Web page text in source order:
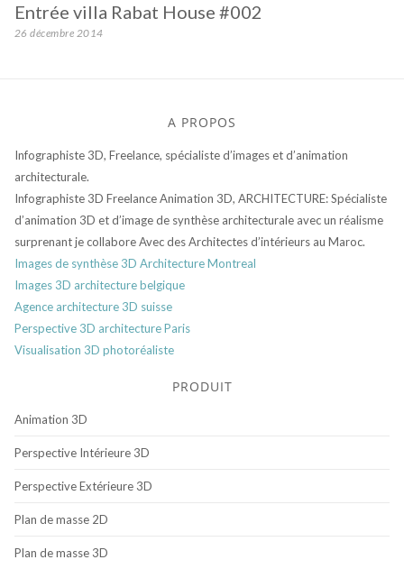
Entrée villa Rabat House #002
26 décembre 2014
A PROPOS
Infographiste 3D, Freelance, spécialiste d’images et d’animation
architecturale.
Infographiste 3D Freelance Animation 3D, ARCHITECTURE: Spécialiste
d’animation 3D et d’image de synthèse architecturale avec un réalisme
surprenant je collabore Avec des Architectes d’intérieurs au Maroc.
Images de synthèse 3D Architecture Montreal
Images 3D architecture belgique
Agence architecture 3D suisse
Perspective 3D architecture Paris
Visualisation 3D photoréaliste
PRODUIT
Animation 3D
Perspective Intérieure 3D
Perspective Extérieure 3D
Plan de masse 2D
Plan de masse 3D